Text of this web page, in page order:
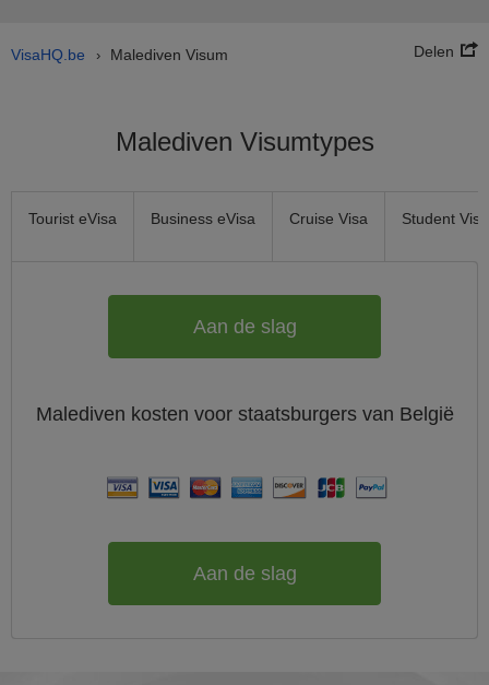
VisaHQ.be › Malediven Visum Delen
Malediven Visumtypes
Tourist eVisa Business eVisa Cruise Visa Student Visa
Aan de slag
Malediven kosten voor staatsburgers van België
Aan de slag